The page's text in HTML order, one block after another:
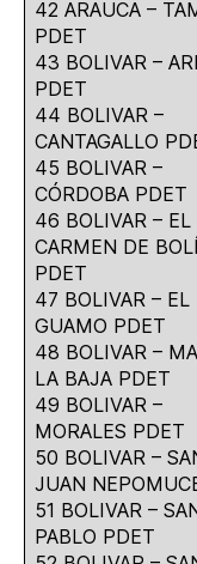
42 ARAUCA –
PDET
43 BOLIVAR –
PDET
44 BOLIVAR –
CANTAGALLO
45 BOLIVAR –
CÓRDOBA PDET
46 BOLIVAR – EL
CARMEN DE
PDET
47 BOLIVAR – EL
GUAMO PDET
48 BOLIVAR –
LA BAJA PDET
49 BOLIVAR –
MORALES PDET
50 BOLIVAR –
JUAN
51 BOLIVAR –
PABLO PDET